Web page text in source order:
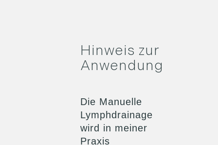
Hinweis zur
Anwendung
Die Manuelle
Lymphdrainage
wird in meiner
Praxis